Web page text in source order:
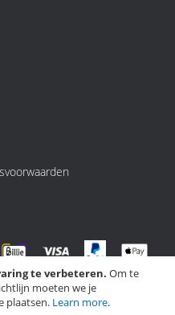
te verbeteren. Om te
moeten we je
plaatsen. Learn more.
Reserved.